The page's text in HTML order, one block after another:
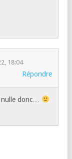
18:04
Répondre
nulle donc…